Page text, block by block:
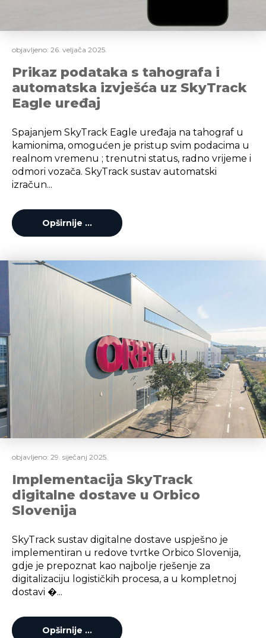
objavljeno: 26. veljača 2025.
Prikaz podataka s tahografa i
automatska izvješća uz SkyTrack
Eagle uređaj
Spajanjem SkyTrack Eagle uređaja na tahograf u
kamionima, omogućen je pristup svim podacima u
realnom vremenu ; trenutni status, radno vrijeme i
odmori vozača. SkyTrack sustav automatski
izračun...
Opširnije …
objavljeno: 29. siječanj 2025.
Implementacija SkyTrack
digitalne dostave u Orbico
Slovenija
SkyTrack sustav digitalne dostave uspješno je
implementiran u redove tvrtke Orbico Slovenija,
gdje je prepoznat kao najbolje rješenje za
digitalizaciju logističkih procesa, a u kompletnoj
dostavi �...
Opširnije …